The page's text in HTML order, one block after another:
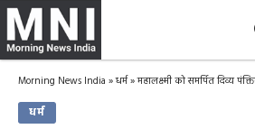
Morning News India »धर्म»महालक्ष्मी को समर्पित दिव्य
धर्म